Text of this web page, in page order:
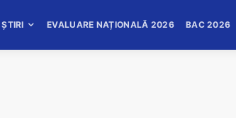
ȘTIRI EVALUARE NAȚIONALĂ 2026 BAC 2026